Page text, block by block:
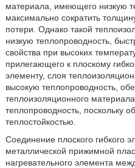
материала, имеющего низкую
максимально сократить
потери. Однако такой
низкую теплопроводность,
свойства при высоких
прилегающего к плоскому
элементу, слоя
высокую теплопроводность,
теплоизоляционного
теплопроводность, поскольку
теплостойкостью.
Соединение плоского гибкого
металлической прижимной
нагревательного элемента